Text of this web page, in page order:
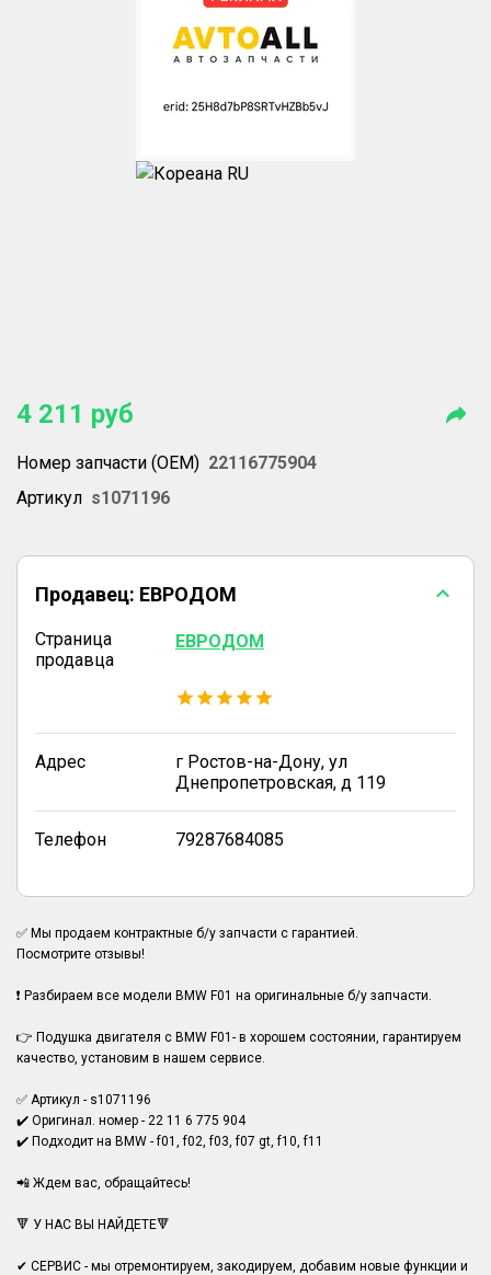
4 211 руб
Номер запчасти (OEM) 22116775904
Артикул s1071196
Продавец: ЕВРОДОМ
Страница
продавца
ЕВРОДОМ
Адрес
г Ростов-на-Дону, ул
Днепропетровская, д 119
Телефон 79287684085
✅ Мы продаем контрактные б/у запчасти с гарантией.
Посмотрите отзывы!
❗ Разбираем все модели BMW F01 на оригинальные б/у запчасти.
👉 Подушка двигателя с BMW F01- в хорошем состоянии, гарантируем
качество, установим в нашем сервисе.
✅ Артикул - s1071196
✔️ Оригинал. номер - 22 11 6 775 904
✔️ Подходит на BMW - f01, f02, f03, f07 gt, f10, f11
📲 Ждем вас, обращайтесь!
🔻 У НАС ВЫ НАЙДЕТЕ🔻
✔ СЕРВИС - мы отремонтируем, закодируем, добавим новые функции и